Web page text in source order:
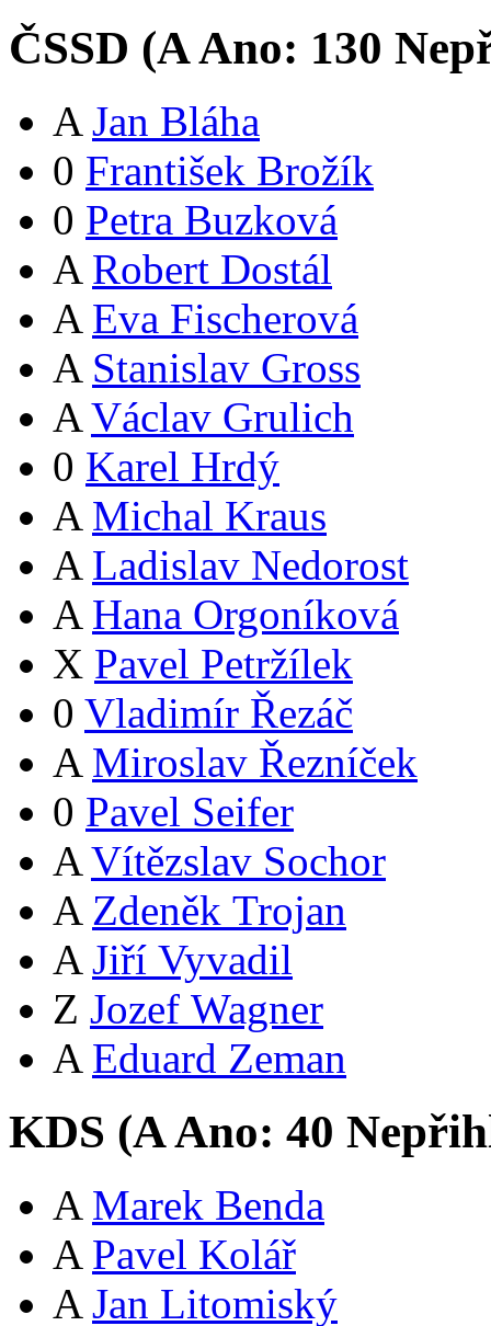
ČSSD (AAno: 130
A Jan Bláha
0 František Brožík
0 Petra Buzková
A Robert Dostál
A Eva Fischerová
A Stanislav Gross
A Václav Grulich
0 Karel Hrdý
A Michal Kraus
A Ladislav Nedorost
A Hana Orgoníková
X Pavel Petržílek
0 Vladimír Řezáč
A Miroslav Řezníček
0 Pavel Seifer
A Vítězslav Sochor
A Zdeněk Trojan
A Jiří Vyvadil
Z Jozef Wagner
A Eduard Zeman
KDS (AAno: 40
A Marek Benda
A Pavel Kolář
A Jan Litomiský